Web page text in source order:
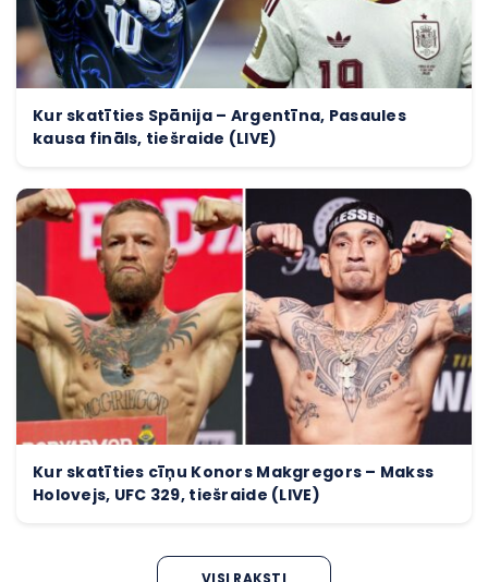
Kur skatīties Spānija – Argentīna, Pasaules
kausa fināls, tiešraide (LIVE)
Kur skatīties cīņu Konors Makgregors – Makss
Holovejs, UFC 329, tiešraide (LIVE)
VISI RAKSTI